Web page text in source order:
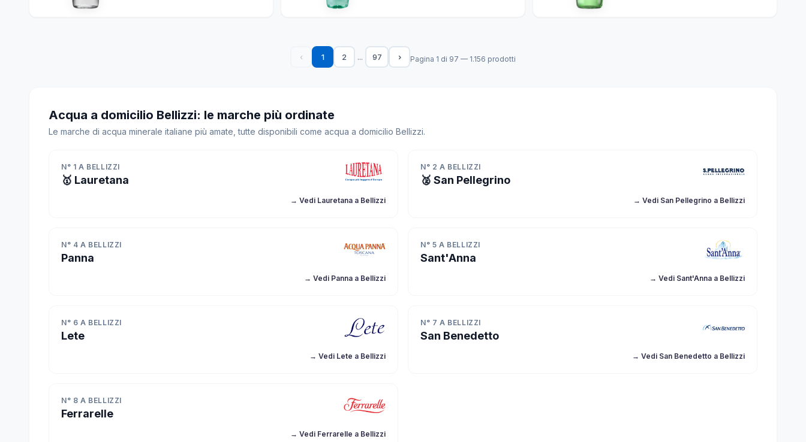
‹ 1 2 ... 97 › Pagina 1 di 97 — 1.156 prodotti
Acqua a domicilio Bellizzi: le marche più ordinate
Le marche di acqua minerale italiane più amate, tutte disponibili come acqua a domicilio Bellizzi.
N° 1 A BELLIZZI
🥇 Lauretana
→ Vedi Lauretana a Bellizzi
N° 2 A BELLIZZI
🥈 San Pellegrino
→ Vedi San Pellegrino a Bellizzi
N° 4 A BELLIZZI
Panna
→ Vedi Panna a Bellizzi
N° 5 A BELLIZZI
Sant'Anna
→ Vedi Sant'Anna a Bellizzi
N° 6 A BELLIZZI
Lete
→ Vedi Lete a Bellizzi
N° 7 A BELLIZZI
San Benedetto
→ Vedi San Benedetto a Bellizzi
N° 8 A BELLIZZI
Ferrarelle
→ Vedi Ferrarelle a Bellizzi